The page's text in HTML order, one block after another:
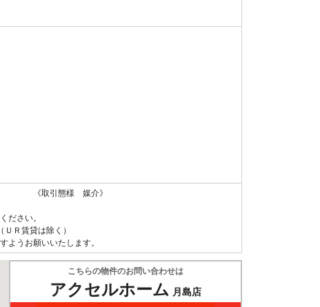
《取引態様 媒介》
ださい。
Ｒ賃貸は除く）
ようお願いいたします。
こちらの物件のお問い合わせは
アクセルホーム 月島店